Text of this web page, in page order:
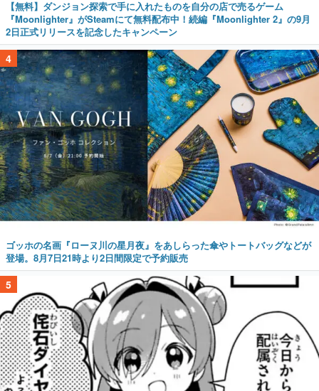
【無料】ダンジョン探索で手に入れたものを自分の店で売るゲーム
『Moonlighter』がSteamにて無料配布中！続編『Moonlighter 2』の9月
2日正式リリースを記念したキャンペーン
4
ゴッホの名画『ローヌ川の星月夜』をあしらった傘やトートバッグなどが
登場。8月7日21時より2日間限定で予約販売
5